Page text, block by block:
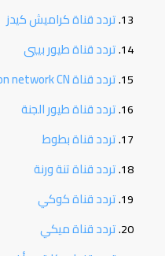
تردد قناة كراميش كيدز
تردد قناة طيور بييي
تردد قناة Cartoon network CN
تردد قناة طيور الجنة
تردد قناة بطوط
تردد قناة تنة ورنة
تردد قناة كوكي
تردد قناة ميكي